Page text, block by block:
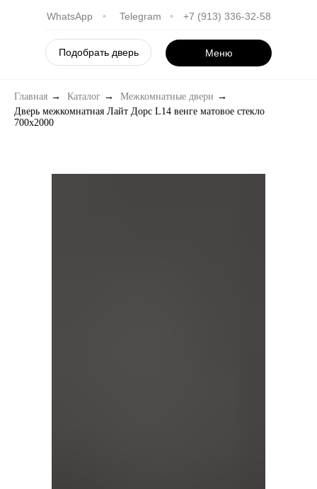
WhatsApp •
Telegram
• +7 (913) 336-32-58
Подобрать дверь Меню
Главная → Каталог → Межкомнатные двери →
Дверь межкомнатная Лайт Дорс L14 венге матовое стекло
700х2000